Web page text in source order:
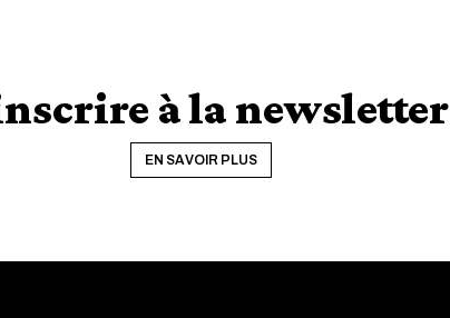
à la newsletter
EN SAVOIR PLUS